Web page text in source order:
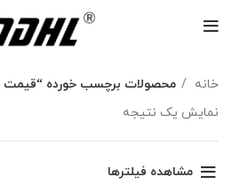
خانه
محصولات برچسب خورده “قیمت
نمایش یک نتیجه
مشاهده فیلترها